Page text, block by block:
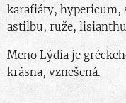
karafiáty, hypericum,
astilbu, ruže,
Meno Lýdia je
krásna, vznešená.